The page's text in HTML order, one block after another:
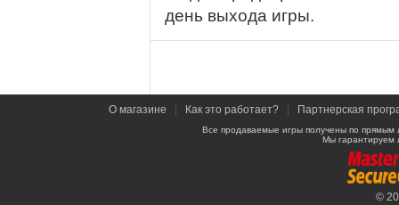
день выхода игры.
О магазине Как это работает? Партнерская
Все продаваемые игры получены по
Мы гарантируем
©